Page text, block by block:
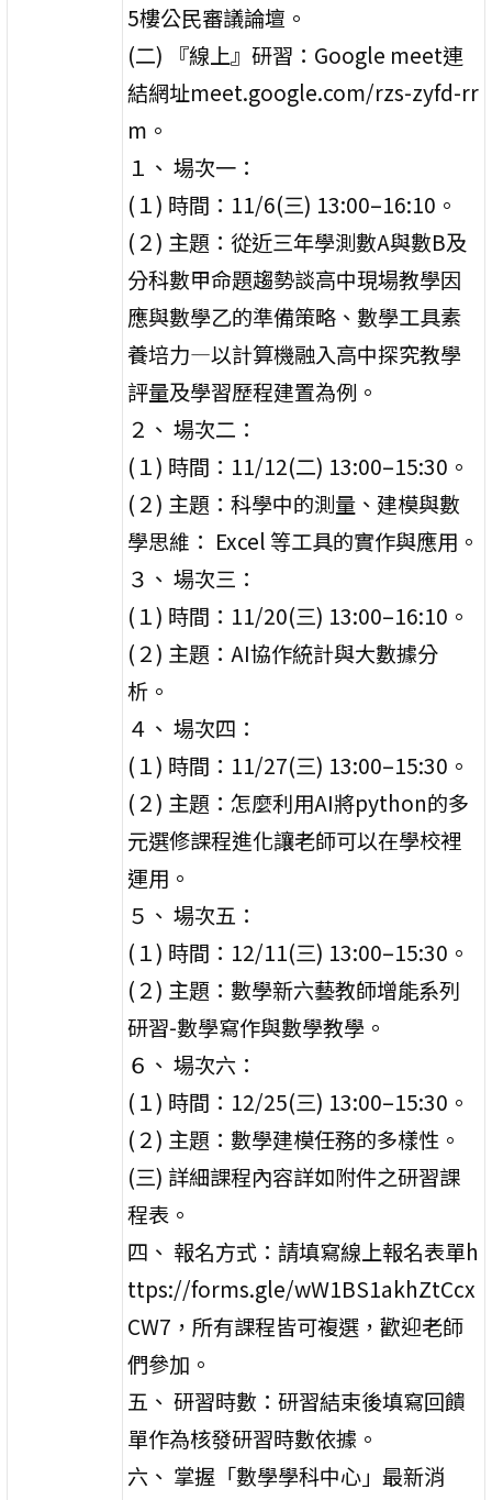
5樓公民審議論壇。
(二) 『線上』研習：Google meet連
結網址meet.google.com/rzs-zyfd-rr
m。
１、 場次一：
(１) 時間：11/6(三) 13:00–16:10。
(２) 主題：從近三年學測數A與數B及
分科數甲命題趨勢談高中現場教學因
應與數學乙的準備策略、數學工具素
養培力—以計算機融入高中探究教學
評量及學習歷程建置為例。
２、 場次二：
(１) 時間：11/12(二) 13:00–15:30。
(２) 主題：科學中的測量、建模與數
學思維： Excel 等工具的實作與應用。
３、 場次三：
(１) 時間：11/20(三) 13:00–16:10。
(２) 主題：AI協作統計與大數據分
析。
４、 場次四：
(１) 時間：11/27(三) 13:00–15:30。
(２) 主題：怎麼利用AI將python的多
元選修課程進化讓老師可以在學校裡
運用。
５、 場次五：
(１) 時間：12/11(三) 13:00–15:30。
(２) 主題：數學新六藝教師增能系列
研習-數學寫作與數學教學。
６、 場次六：
(１) 時間：12/25(三) 13:00–15:30。
(２) 主題：數學建模任務的多樣性。
(三) 詳細課程內容詳如附件之研習課
程表。
四、 報名方式：請填寫線上報名表單h
ttps://forms.gle/wW1BS1akhZtCcx
CW7，所有課程皆可複選，歡迎老師
們參加。
五、 研習時數：研習結束後填寫回饋
單作為核發研習時數依據。
六、 掌握「數學學科中心」最新消